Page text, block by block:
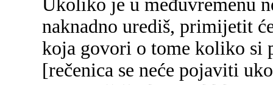
Ukoliko je u međuvremenu
naknadno urediš, primijetit
koja govori o tome koliko si
[rečenica se neće pojaviti